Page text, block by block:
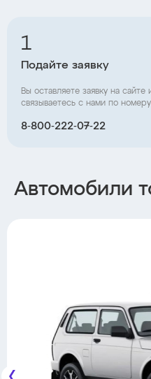
1
Подайте заявку
Вы оставляете заявку на сайте
связываетесь с нами по номеру
8‑800‑222‑07‑22
Автомобили